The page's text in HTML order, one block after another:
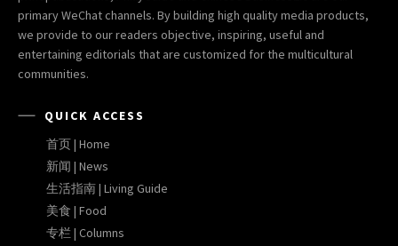
primary WeChat channels. By building high quality media products,
we provide to our readers objective, inspiring, useful and
entertaining editorials that are customized for the multicultural
communities.
QUICK ACCESS
首页 | Home
新闻 | News
生活指南 | Living Guide
美食 | Food
专栏 | Columns